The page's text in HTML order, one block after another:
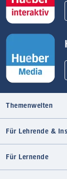
Themenwelten
Für Lehrende &
Für Lernende